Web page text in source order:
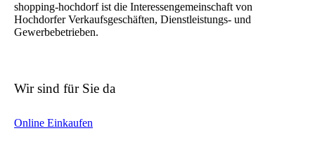
shopping-hochdorf ist die Interessengemeinschaft von
Hochdorfer Verkaufsgeschäften, Dienstleistungs- und
Gewerbebetrieben.
Wir sind für Sie da
Online Einkaufen